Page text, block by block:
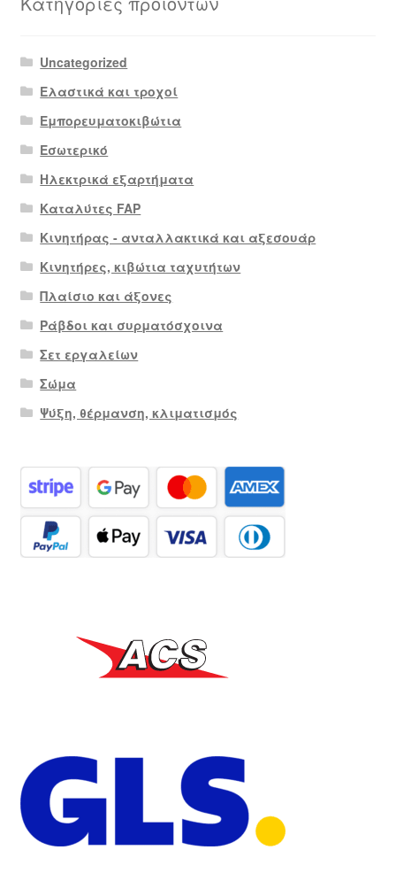
Uncategorized
Ελαστικά και τροχοί
Εμπορευματοκιβώτια
Εσωτερικό
Ηλεκτρικά εξαρτήματα
Καταλύτες FAP
Κινητήρας - ανταλλακτικά και αξεσουάρ
Κινητήρες, κιβώτια ταχυτήτων
Πλαίσιο και άξονες
Ράβδοι και συρματόσχοινα
Σετ εργαλείων
Σώμα
Ψύξη, θέρμανση, κλιματισμός